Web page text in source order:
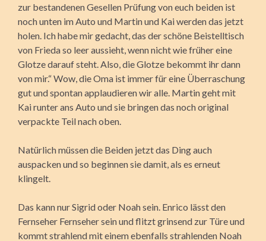
zur bestandenen Gesellen Prüfung von euch beiden ist
noch unten im Auto und Martin und Kai werden das jetzt
holen. Ich habe mir gedacht, das der schöne Beistelltisch
von Frieda so leer aussieht, wenn nicht wie früher eine
Glotze darauf steht. Also, die Glotze bekommt ihr dann
von mir.“ Wow, die Oma ist immer für eine Überraschung
gut und spontan applaudieren wir alle. Martin geht mit
Kai runter ans Auto und sie bringen das noch original
verpackte Teil nach oben.
Natürlich müssen die Beiden jetzt das Ding auch
auspacken und so beginnen sie damit, als es erneut
klingelt.
Das kann nur Sigrid oder Noah sein. Enrico lässt den
Fernseher Fernseher sein und flitzt grinsend zur Türe und
kommt strahlend mit einem ebenfalls strahlenden Noah